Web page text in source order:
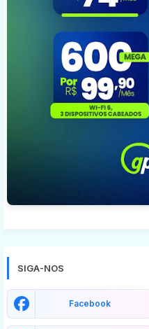
SIGA-NOS
Facebook